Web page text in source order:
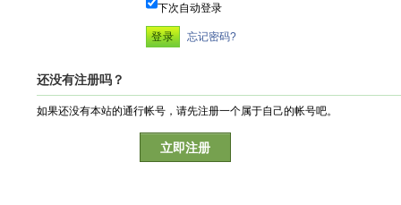
下次自动登录
忘记密码?
还没有注册吗？
如果还没有本站的通行帐号，请先注册一个属于自己的帐号吧。
立即注册